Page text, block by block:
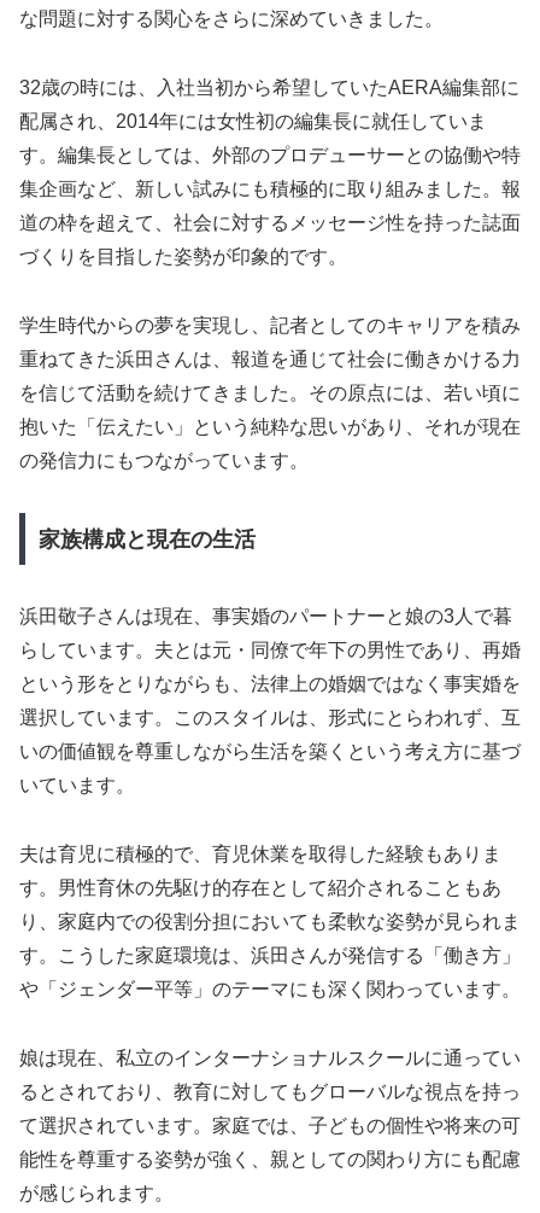
な問題に対する関心をさらに深めていきました。
32歳の時には、入社当初から希望していたAERA編集部に
配属され、2014年には女性初の編集長に就任していま
す。編集長としては、外部のプロデューサーとの協働や特
集企画など、新しい試みにも積極的に取り組みました。報
道の枠を超えて、社会に対するメッセージ性を持った誌面
づくりを目指した姿勢が印象的です。
学生時代からの夢を実現し、記者としてのキャリアを積み
重ねてきた浜田さんは、報道を通じて社会に働きかける力
を信じて活動を続けてきました。その原点には、若い頃に
抱いた「伝えたい」という純粋な思いがあり、それが現在
の発信力にもつながっています。
家族構成と現在の生活
浜田敬子さんは現在、事実婚のパートナーと娘の3人で暮
らしています。夫とは元・同僚で年下の男性であり、再婚
という形をとりながらも、法律上の婚姻ではなく事実婚を
選択しています。このスタイルは、形式にとらわれず、互
いの価値観を尊重しながら生活を築くという考え方に基づ
いています。
夫は育児に積極的で、育児休業を取得した経験もありま
す。男性育休の先駆け的存在として紹介されることもあ
り、家庭内での役割分担においても柔軟な姿勢が見られま
す。こうした家庭環境は、浜田さんが発信する「働き方」
や「ジェンダー平等」のテーマにも深く関わっています。
娘は現在、私立のインターナショナルスクールに通ってい
るとされており、教育に対してもグローバルな視点を持っ
て選択されています。家庭では、子どもの個性や将来の可
能性を尊重する姿勢が強く、親としての関わり方にも配慮
が感じられます。